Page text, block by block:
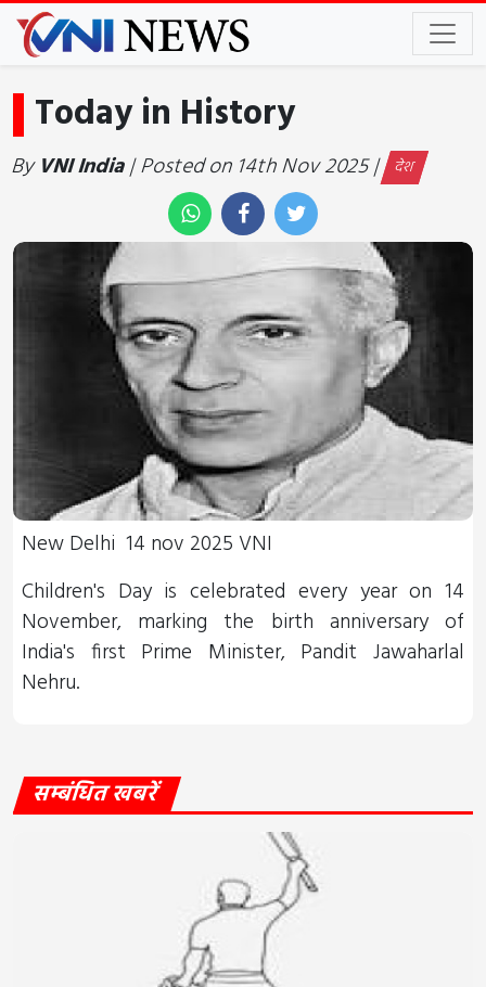
Today in History
ByVNI India| Posted on 14th Nov 2025 | देश
New Delhi 14 nov 2025 VNI
Children's Day is celebrated every year on 14
November, marking the birth anniversary of
India's first Prime Minister, Pandit Jawaharlal
Nehru.
सम्बंधित खबरें